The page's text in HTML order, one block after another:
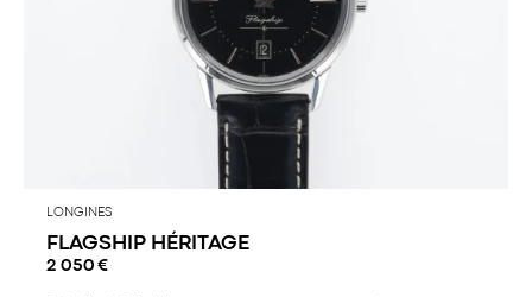
LONGINES
FLAGSHIP HÉRITAGE
2 050 €